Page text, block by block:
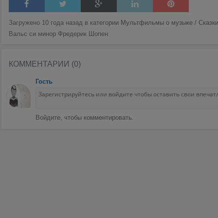
Загружено 10 года назад в категории Мультфильмы о музыке /
Вальс си минор Фредерик Шопен
КОММЕНТАРИИ (0)
Гость
Войдите, чтобы комментировать.